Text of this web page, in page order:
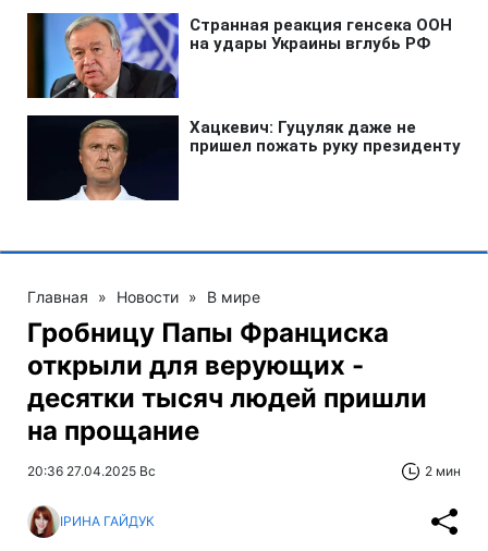
Главная » Новости » В мире
Гробницу Папы Франциска
открыли для верующих -
десятки тысяч людей пришли
на прощание
20:36 27.04.2025 Вс 2 мин
ІРИНА ГАЙДУК